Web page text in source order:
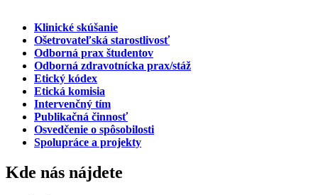
Klinické skúšanie
Ošetrovateľská starostlivosť
Odborná prax študentov
Odborná zdravotnícka prax/stáž
Etický kódex
Etická komisia
Intervenčný tím
Publikačná činnosť
Osvedčenie o spôsobilosti
Spolupráce a projekty
Kde nás nájdete